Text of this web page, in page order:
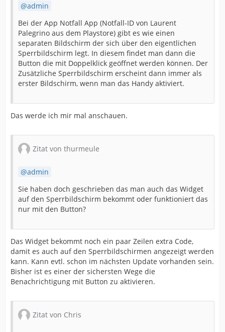
admin
Bei der App Notfall App (Notfall-ID von Laurent
Palegrino aus dem Playstore) gibt es wie einen
separaten Bildschirm der sich über den eigentlichen
Sperrbildschirm legt. In diesem findet man dann die
Button die mit Doppelklick geöffnet werden können. Der
Zusätzliche Sperrbildschirm erscheint dann immer als
erster Bildschirm, wenn man das Handy aktiviert.
Das werde ich mir mal anschauen.
Zitat von thurmeule
admin
Sie haben doch geschrieben das man auch das Widget
auf den Sperrbildschirm bekommt oder funktioniert das
nur mit den Button?
Das Widget bekommt noch ein paar Zeilen extra Code,
damit es auch auf den Sperrbildschirmen angezeigt werden
kann. Kann evtl. schon im nächsten Update vorhanden sein.
Bisher ist es einer der sichersten Wege die
Benachrichtigung mit Button zu aktivieren.
Zitat von Chris